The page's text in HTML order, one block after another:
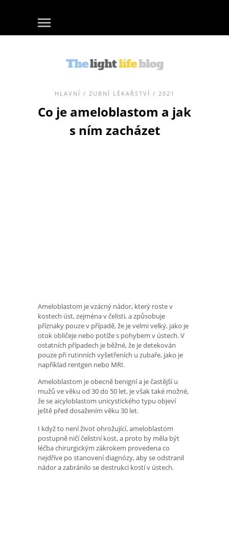
HLAVNÍ / ZUBNÍ LÉKAŘSTVÍ / 2021
Co je ameloblastom a jak
s ním zacházet
Ameloblastom je vzácný nádor, který roste v
kostech úst, zejména v čelisti, a způsobuje
příznaky pouze v případě, že je velmi velký, jako je
otok obličeje nebo potíže s pohybem v ústech. V
ostatních případech je běžné, že je detekován
pouze při rutinních vyšetřeních u zubaře, jako je
například rentgen nebo MRI.
Ameloblastom je obecně benigní a je častější u
mužů ve věku od 30 do 50 let, je však také možné,
že se aicyloblastom unicystického typu objeví
ještě před dosažením věku 30 let.
I když to není život ohrožující, ameloblastom
postupně ničí čelistní kost, a proto by měla být
léčba chirurgickým zákrokem provedena co
nejdříve po stanovení diagnózy, aby se odstranil
nádor a zabránilo se destrukci kostí v ústech.